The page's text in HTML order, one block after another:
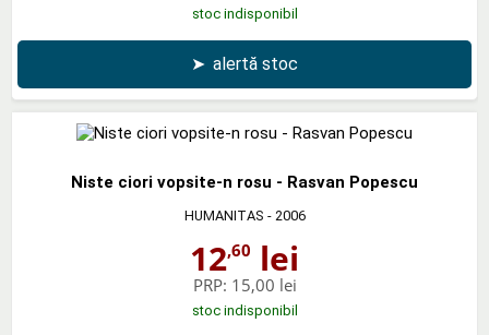
stoc indisponibil
➤ alertă stoc
Niste ciori vopsite-n rosu - Rasvan Popescu
HUMANITAS - 2006
12,60 lei
PRP: 15,00 lei
stoc indisponibil